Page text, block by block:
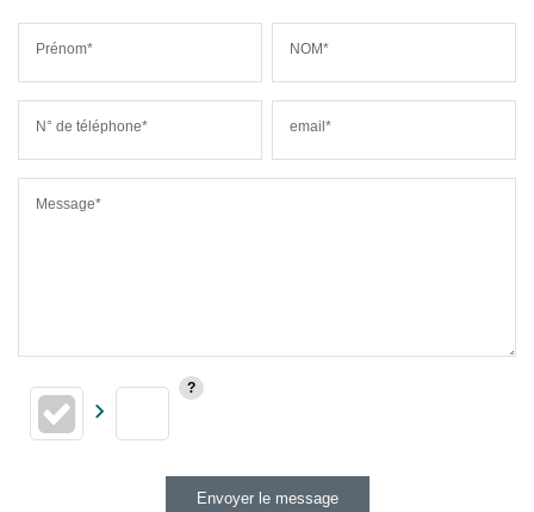
Prénom* NOM*
N° de téléphone* email*
Message*
Envoyer le message